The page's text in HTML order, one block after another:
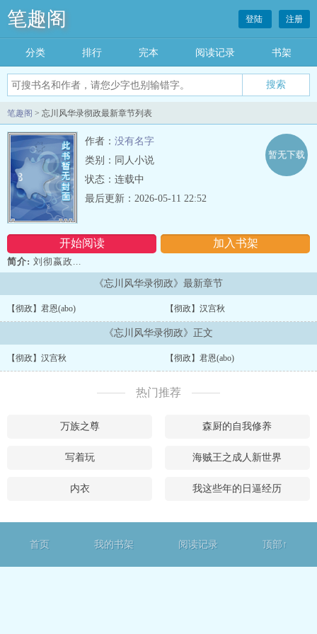
笔趣阁 登陆 注册
分类 排行 完本 阅读记录 书架
笔趣阁 > 忘川风华录彻政最新章节列表
作者： 没有名字
类别：同人小说
状态：连载中
开始阅读 加入书架
暂无下载
最后更新：2026-05-11 22:52
简介: 刘彻嬴政...
《忘川风华录彻政》最新章节
【彻政】君恩(abo) 【彻政】汉宫秋
《忘川风华录彻政》正文
【彻政】汉宫秋 【彻政】君恩(abo)
热门推荐
万族之尊 森厨的自我修养
写着玩 海贼王之成人新世界
内衣 我这些年的日逼经历
首页 我的书架 阅读记录 顶部↑